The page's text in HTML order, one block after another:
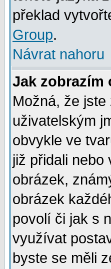
překlad
Group.
Návrat nahoru
Jak zobrazím
Možná, že
uživatelským
obvykle ve
již přidali
obrázek,
obrázek
povolí či jak s
využívat
byste se měli